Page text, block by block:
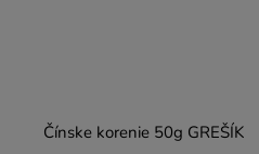
Čínske korenie 50g GREŠÍK